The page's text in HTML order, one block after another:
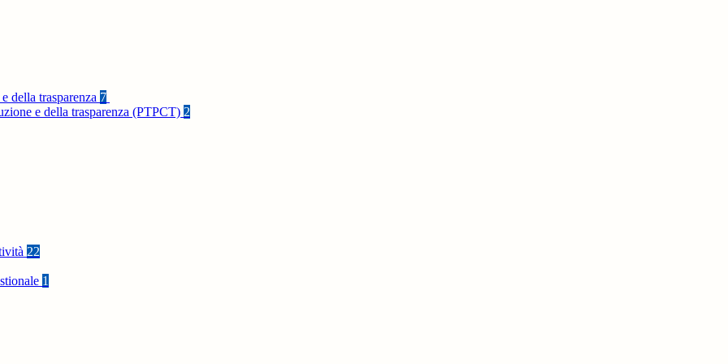
della trasparenza 7
e della trasparenza (PTPCT) 2
22
1